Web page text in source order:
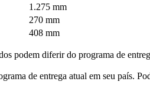
1.275 mm
270 mm
408 mm
podem diferir do programa de
de entrega atual em seu país.